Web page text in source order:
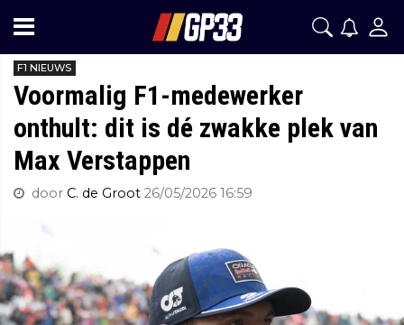
F1 NIEUWS
Voormalig F1-medewerker
onthult: dit is dé zwakke plek van
Max Verstappen
door C. de Groot 26/05/2026 16:59